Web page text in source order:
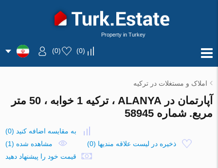
Property in Turkey
(
0
)
(
0
)
املاک و مستغلات در ترکیه
آپارتمان در ALANYA ، ترکیه 1 خوابه ، 50 متر
مربع. شماره 58945
به مقایسه اضافه کنید (
0
)
ذخیره در لیست علاقه مندیها (
0
)
مشاهده شده (1)
قیمت خود را پیشنهاد دهید